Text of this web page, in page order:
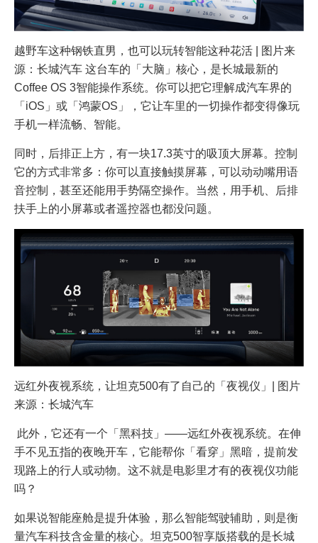
越野车这种钢铁直男，也可以玩转智能这种花活 | 图片来
源：长城汽车 这台车的「大脑」核心，是长城最新的
Coffee OS 3智能操作系统。你可以把它理解成汽车界的
「iOS」或「鸿蒙OS」，它让车里的一切操作都变得像玩
手机一样流畅、智能。
同时，后排正上方，有一块17.3英寸的吸顶大屏幕。控制
它的方式非常多：你可以直接触摸屏幕，可以动动嘴用语
音控制，甚至还能用手势隔空操作。当然，用手机、后排
扶手上的小屏幕或者遥控器也都没问题。
远红外夜视系统，让坦克500有了自己的「夜视仪」| 图片
来源：长城汽车
此外，它还有一个「黑科技」——远红外夜视系统。在伸
手不见五指的夜晚开车，它能帮你「看穿」黑暗，提前发
现路上的行人或动物。这不就是电影里才有的夜视仪功能
吗？
如果说智能座舱是提升体验，那么智能驾驶辅助，则是衡
量汽车科技含金量的核心。坦克500智享版搭载的是长城